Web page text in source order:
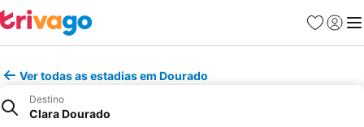
Favoritos
Iniciar
Ver todas as estadias em Dourado
Destino
Clara Dourado